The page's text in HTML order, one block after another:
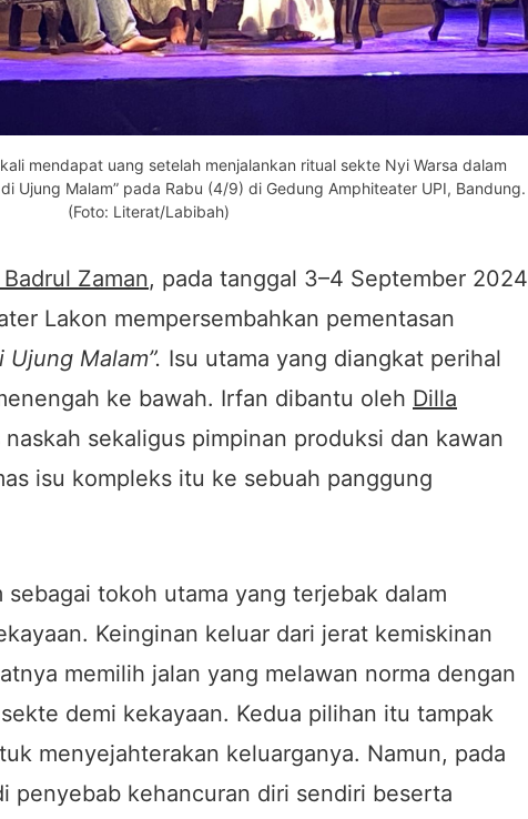
mendapat uang setelah menjalankan ritual sekte Nyi Warsa dalam
Ujung Malam” pada Rabu (4/9) di Gedung Amphiteater UPI, Bandung.
(Foto: Literat/Labibah)
Zaman, pada tanggal 3–4 September 2024
Lakon mempersembahkan pementasan
Ujung Malam”. Isu utama yang diangkat perihal
ke bawah. Irfan dibantu oleh Dilla
sekaligus pimpinan produksi dan kawan
isu kompleks itu ke sebuah panggung
sebagai tokoh utama yang terjebak dalam
Keinginan keluar dari jerat kemiskinan
memilih jalan yang melawan norma dengan
demi kekayaan. Kedua pilihan itu tampak
menyejahterakan keluarganya. Namun, pada
penyebab kehancuran diri sendiri beserta